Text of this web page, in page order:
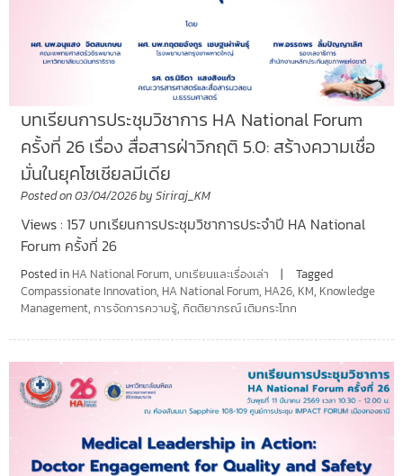
บทเรียนการประชุมวิชาการ HA National Forum
ครั้งที่ 26 เรื่อง สื่อสารฝ่าวิกฤติ 5.0: สร้างความเชื่อ
มั่นในยุคโซเชียลมีเดีย
Posted on03/04/2026by Siriraj_KM
Views : 157 บทเรียนการประชุมวิชาการประจำปี HA National
Forum ครั้งที่ 26
Posted in HA National Forum, บทเรียนและเรื่องเล่า
Tagged
Compassionate Innovation, HA National Forum, HA26, KM, Knowledge
Management, การจัดการความรู้, กิตติยาภรณ์ เติมกระโทก